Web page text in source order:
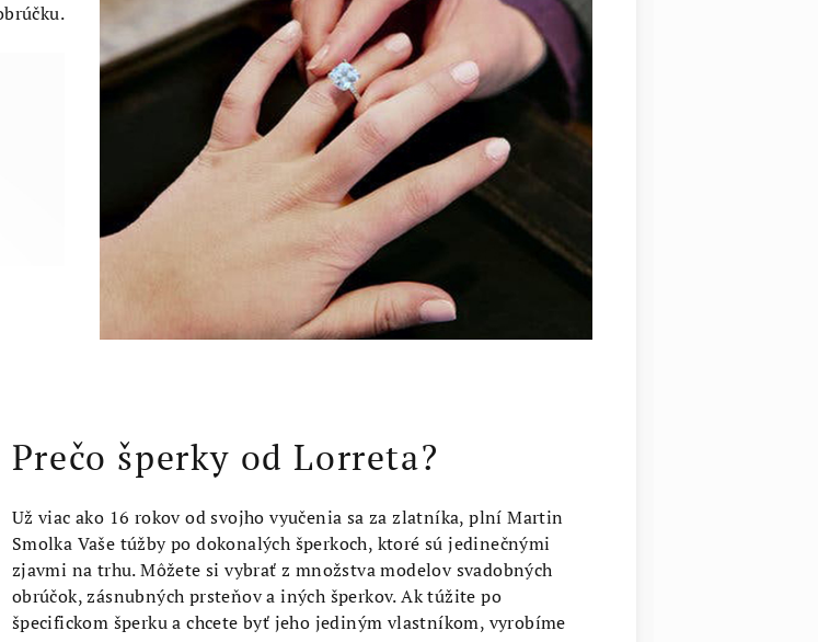
Prečo šperky od Lorreta?
Už viac ako 16 rokov od svojho vyučenia sa za zlatníka, plní Martin
Smolka Vaše túžby po dokonalých šperkoch, ktoré sú jedinečnými
zjavmi na trhu. Môžete si vybrať z množstva modelov svadobných
obrúčok, zásnubných prsteňov a iných šperkov. Ak túžite po
špecifickom šperku a chcete byť jeho jediným vlastníkom, vyrobíme